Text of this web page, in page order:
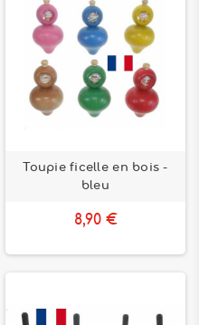
Toupie ficelle en bois -
bleu
8,90 €